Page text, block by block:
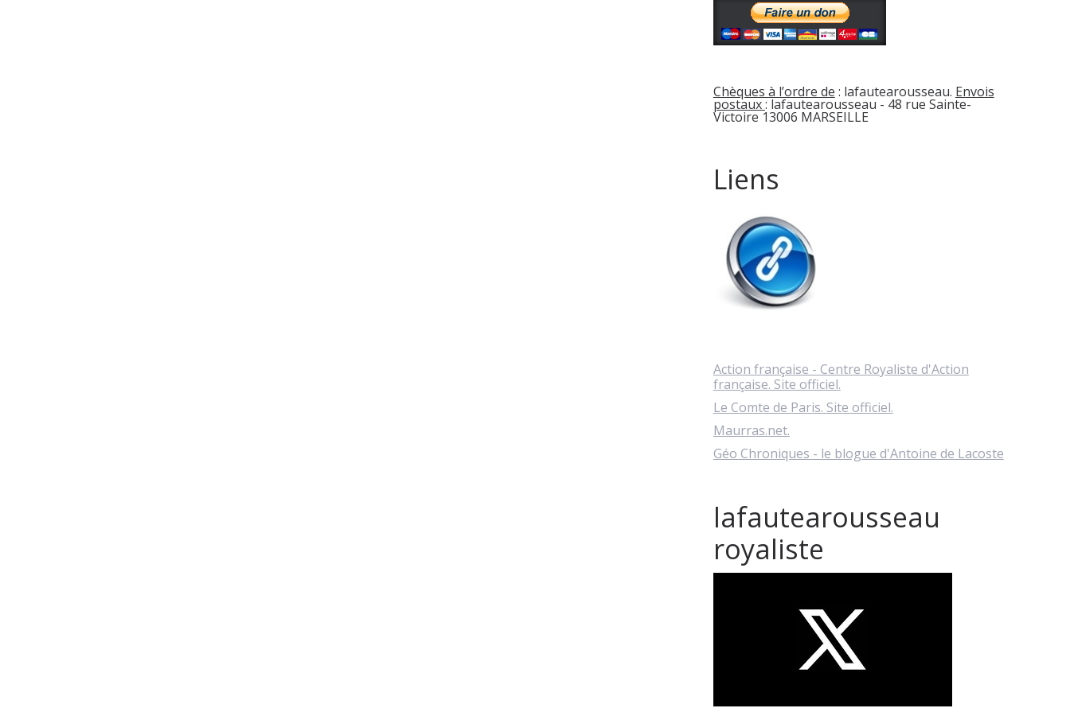
Chèques à l’ordre de : lafautearousseau. Envois
postaux: lafautearousseau - 48 rue Sainte-
Victoire 13006 MARSEILLE
Liens
Action française - Centre Royaliste d'Action
française. Site officiel.
Le Comte de Paris. Site officiel.
Maurras.net.
Géo Chroniques - le blogue d'Antoine de Lacoste
lafautearousseau
royaliste